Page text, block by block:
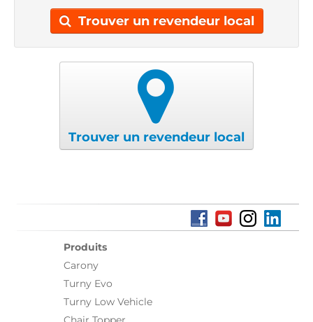
Trouver un revendeur local
Trouver un revendeur local
Produits
Carony
Turny Evo
Turny Low Vehicle
Chair Topper